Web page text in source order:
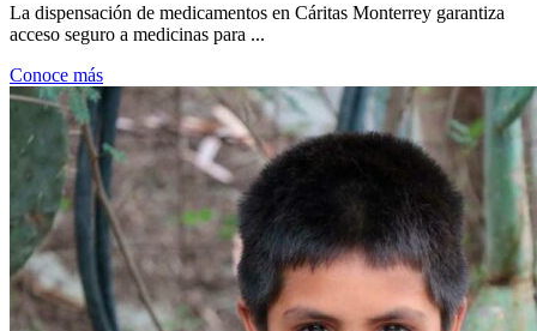
La dispensación de medicamentos en Cáritas Monterrey garantiza
acceso seguro a medicinas para ...
Conoce más